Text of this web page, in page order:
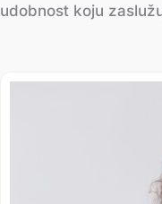
udobnost koju